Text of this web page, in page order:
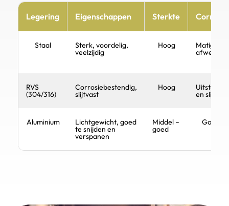
Legering Eigenschappen Sterkte
Staal Sterk, voordelig,
veelzijdig
Hoog Matig –
afwerking
RVS
(304/316)
Corrosiebestendig,
slijtvast
Hoog
en slijtage
Aluminium Lichtgewicht, goed
te snijden en
verspanen
Middel –
goed
Goed,